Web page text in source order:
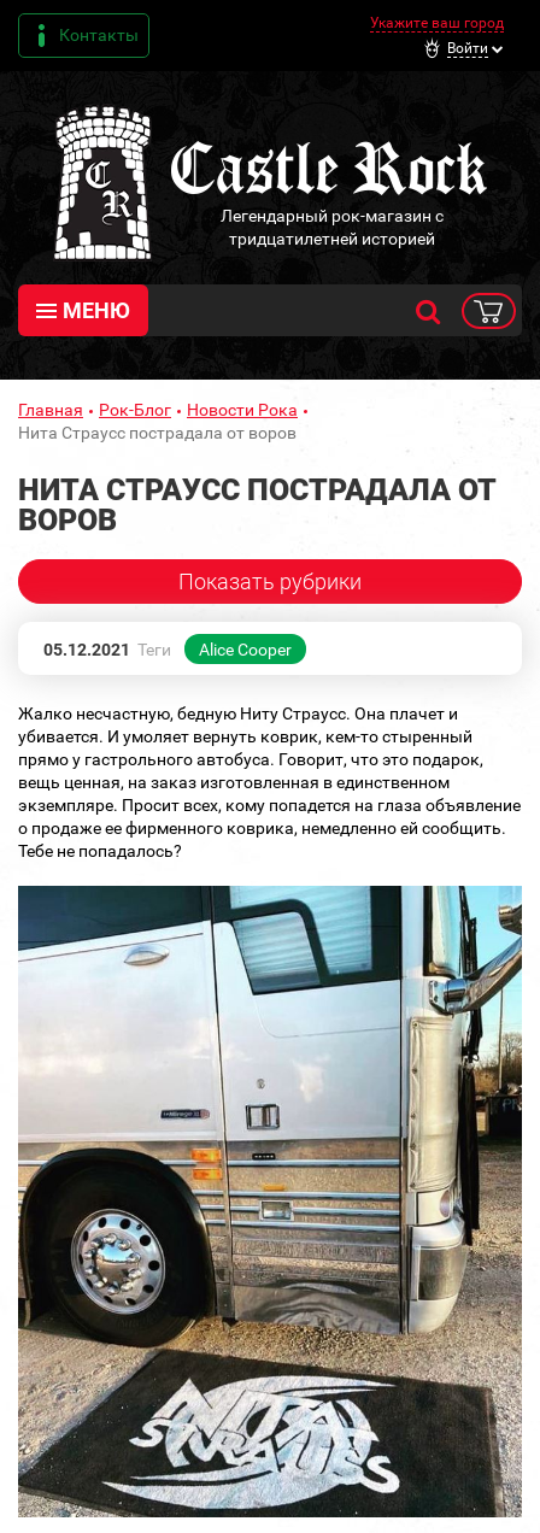
Контакты
Укажите ваш город
Войти
Легендарный рок-магазин с
тридцатилетней историей
МЕНЮ
Главная Рок-Блог
Новости Рока
Нита Страусс пострадала от воров
НИТА СТРАУСС ПОСТРАДАЛА ОТ
ВОРОВ
Показать рубрики
05.12.2021 Теги Alice Cooper
Жалко несчастную, бедную Ниту Страусс. Она плачет и
убивается. И умоляет вернуть коврик, кем-то стыренный
прямо у гастрольного автобуса. Говорит, что это подарок,
вещь ценная, на заказ изготовленная в единственном
экземпляре. Просит всех, кому попадется на глаза объявление
о продаже ее фирменного коврика, немедленно ей сообщить.
Тебе не попадалось?